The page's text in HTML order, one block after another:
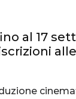
al 17
alle